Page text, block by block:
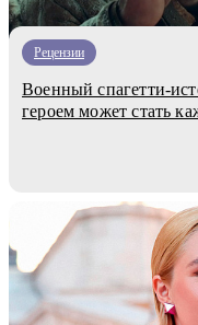
Рецензии
Военный спагетти-
героем может стать